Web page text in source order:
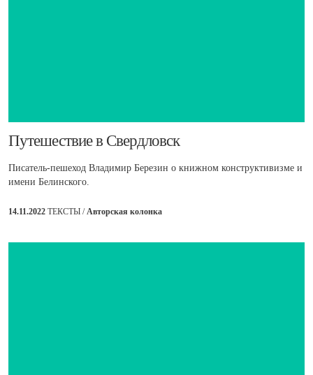
​Путешествие в Свердловск
Писатель-пешеход Владимир Березин о книжном конструктивизме и
имени Белинского.
14.11.2022 ТЕКСТЫ /Авторская колонка